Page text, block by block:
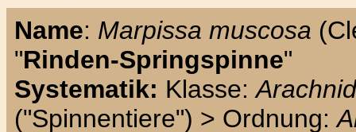
Name: Marpissa muscosa
"Rinden-Springspinne"
Systematik: Klasse:
("Spinnentiere") > Ordnung: